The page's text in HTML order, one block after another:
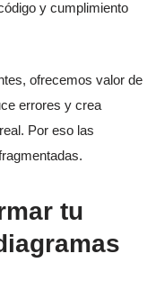
y cumplimiento
ofrecemos valor de
errores y crea
Por eso las
tu